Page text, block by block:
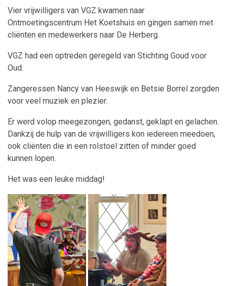
Vier vrijwilligers van VGZ kwamen naar
Ontmoetingscentrum Het Koetshuis en gingen samen met
cliënten en medewerkers naar De Herberg.
VGZ had een optreden geregeld van Stichting Goud voor
Oud.
Zangeressen Nancy van Heeswijk en Betsie Borrel zorgden
voor veel muziek en plezier.
Er werd volop meegezongen, gedanst, geklapt en gelachen.
Dankzij de hulp van de vrijwilligers kon iedereen meedoen,
ook cliënten die in een rolstoel zitten of minder goed
kunnen lopen.
Het was een leuke middag!